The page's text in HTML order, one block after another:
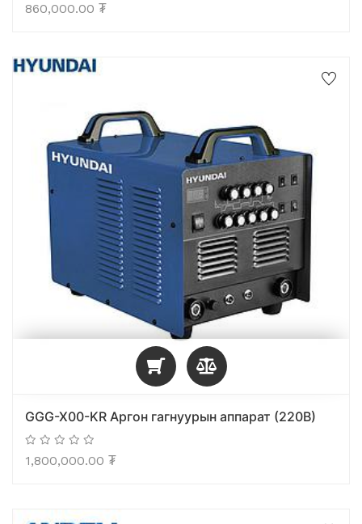
860,000.00 ₮
GGG-X00-KR Аргон гагнуурын аппарат (220В)
1,800,000.00 ₮